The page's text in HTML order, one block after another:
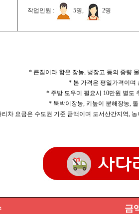
작업인원 : 5명, 2명
* 큰짐이라 함은 장농, 냉장고 등의 중량
* 본 가격은 평일가격이며
* 주방 도우미 필요시 10만원 별도
* 북박이장농, 키높이 분해장농,
차 요금은 수도권 기준 금액이며 도서산간지역,
금